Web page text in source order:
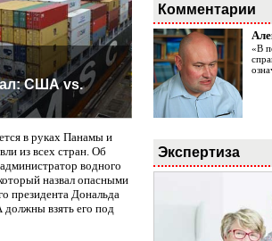
США vs.
в руках Панамы и
из всех стран. Об
водного
назвал опасными
президента Дональда
взять его под
Комментарии
«В
Экспертиза